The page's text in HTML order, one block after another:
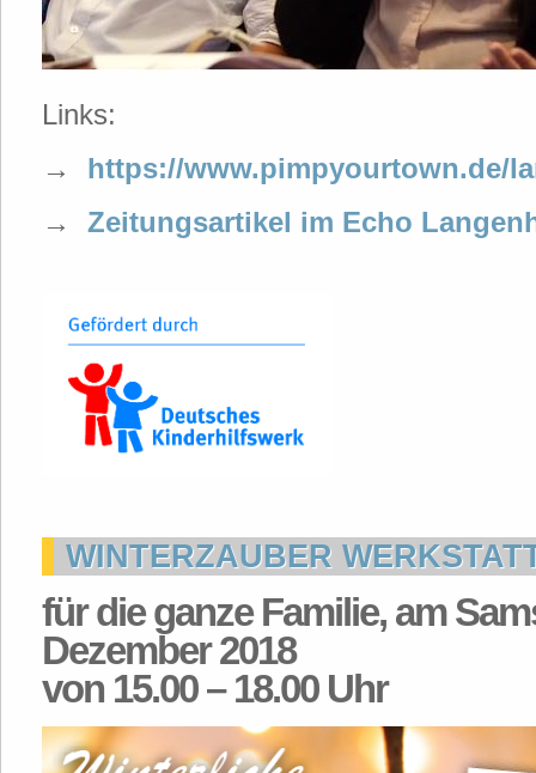
Links:
→ https://www.pimpyourtown.de/
→ Zeitungsartikel im Echo
WINTERZAUBER
für die ganze Familie, am
Dezember 2018
von 15.00 – 18.00 Uhr